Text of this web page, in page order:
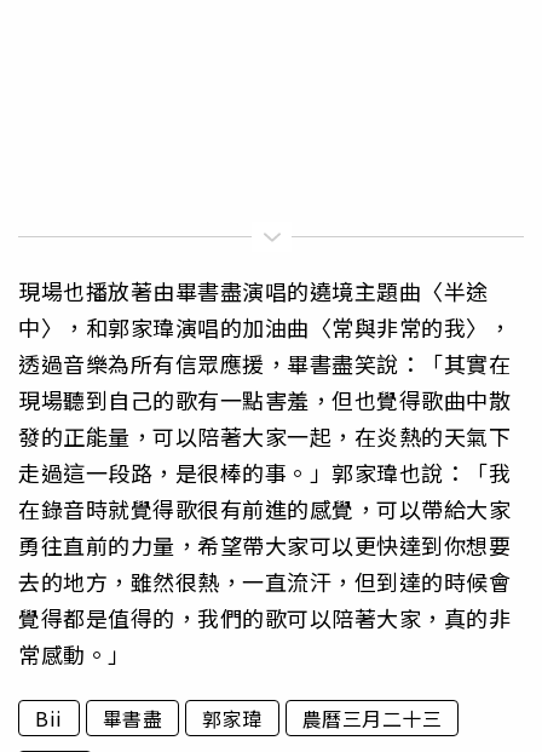
現場也播放著由畢書盡演唱的遶境主題曲〈半途
中〉，和郭家瑋演唱的加油曲〈常與非常的我〉，
透過音樂為所有信眾應援，畢書盡笑說：「其實在
現場聽到自己的歌有一點害羞，但也覺得歌曲中散
發的正能量，可以陪著大家一起，在炎熱的天氣下
走過這一段路，是很棒的事。」郭家瑋也說：「我
在錄音時就覺得歌很有前進的感覺，可以帶給大家
勇往直前的力量，希望帶大家可以更快達到你想要
去的地方，雖然很熱，一直流汗，但到達的時候會
覺得都是值得的，我們的歌可以陪著大家，真的非
常感動。」
Bii 畢書盡 郭家瑋
農曆三月二十三